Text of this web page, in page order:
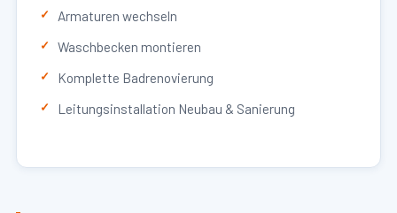
Armaturen wechseln
Waschbecken montieren
Komplette Badrenovierung
Leitungsinstallation Neubau & Sanierung